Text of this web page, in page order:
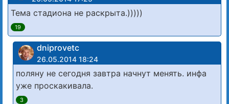
Тема стадиона не раскрыта.)))))
19
dniprovetc
26.05.2014 18:24
поляну не сегодня завтра начнут менять. инфа
уже проскакивала.
3